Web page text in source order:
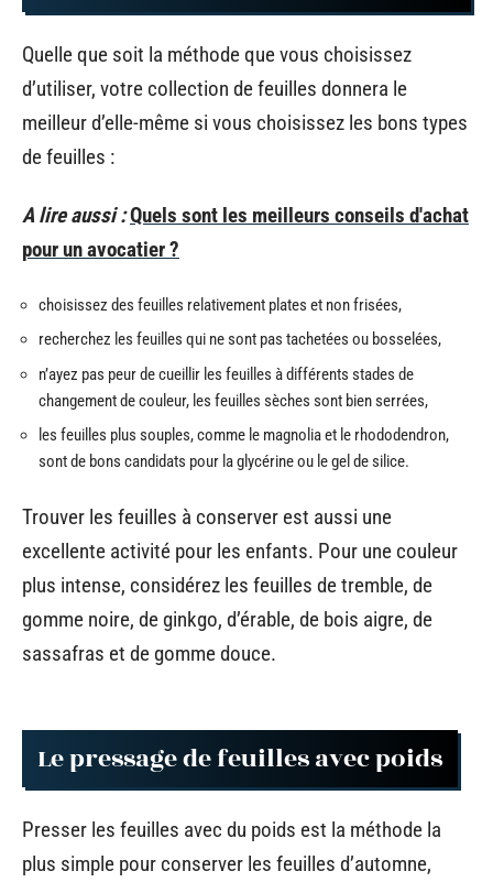
Quelle que soit la méthode que vous choisissez
d’utiliser, votre collection de feuilles donnera le
meilleur d’elle-même si vous choisissez les bons types
de feuilles :
A lire aussi :Quels sont les meilleurs conseils d'achat
pour un avocatier ?
choisissez des feuilles relativement plates et non frisées,
recherchez les feuilles qui ne sont pas tachetées ou bosselées,
n’ayez pas peur de cueillir les feuilles à différents stades de
changement de couleur, les feuilles sèches sont bien serrées,
les feuilles plus souples, comme le magnolia et le rhododendron,
sont de bons candidats pour la glycérine ou le gel de silice.
Trouver les feuilles à conserver est aussi une
excellente activité pour les enfants. Pour une couleur
plus intense, considérez les feuilles de tremble, de
gomme noire, de ginkgo, d’érable, de bois aigre, de
sassafras et de gomme douce.
Le pressage de feuilles avec poids
Presser les feuilles avec du poids est la méthode la
plus simple pour conserver les feuilles d’automne,